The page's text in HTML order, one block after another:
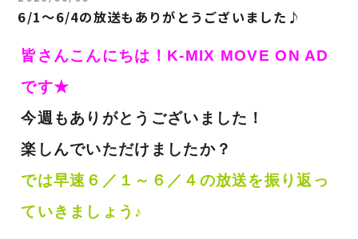
6/1～6/4の放送もありがとうございました♪
皆さんこんにちは！K-MIX MOVE ON AD
です★
今週もありがとうございました！
楽しんでいただけましたか？
では早速６／１～６／４の放送を振り返っ
ていきましょう♪